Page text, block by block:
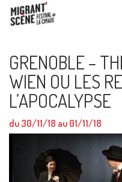
GRENOBLE –
WIEN OU LES
L’APOCALYPSE
du 30/11/18 au 01/11/18